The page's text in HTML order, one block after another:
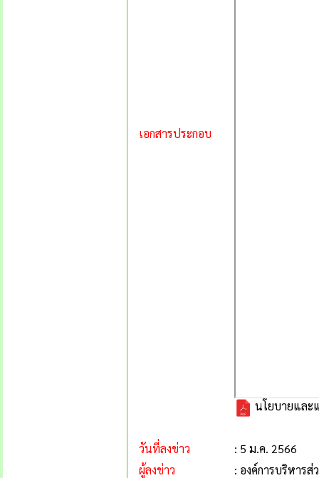
เอกสารประกอบ
นโยบายและ
วันที่ลงข่าว
: 5 ม.ค. 2566
ผู้ลงข่าว
: องค์การบริหาร